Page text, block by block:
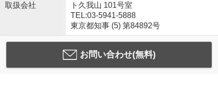
取扱会社
ト久我山 101号室
TEL:03-5941-5888
東京都知事 (5) 第84892号
お問い合わせ(無料)